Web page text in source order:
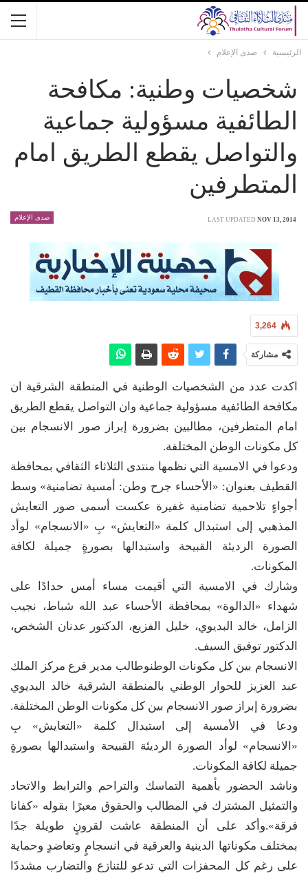
الرئيسية صدى الإعلام
شخصيات وطنية: مكافحة
الطائفية مسؤولية جماعية
والتواصل يقطع الطريق امام
المتطرفين
صدى الإعلام LAST UPDATED NOV 13, 2014
3,264
مشاركة
اكدت عدد من الشخصيات الوطنية في المنطقة الشرقية ان
مكافحة الطائفية مسؤولية جماعية وان التواصل يقطع الطريق
امام المتطرفين، مطالبين بضرورة إبراز صور الانسجام بين
كل مكونات الوطن المختلفة.
ودعوا في الامسية التي نظمها منتدى الثلاثاء الثقافي بمحافظة
القطيف بعنوان: «الأحساء جرح وطن: أمسية تضامنية» وسط
أجواءٍ تلاحمية تضامنية غفيرة عكست أسمى صور التعايش
المذهبي إلى استبدال كلمة «التعايش» بِ «الانسجام» لوأد
الصورة الرديئة القبيحة واستبدالها بصورةٍ جميلة لكافة
المكونات.
وشارك في الامسية التي أقيمت مساء أمس حدادًا على
شهداء «الدالوة» بمحافظة الأحساء عبد الله شباط، نجيب
الزامل، خالد البديوي، خليل الفزيع، الدكتور عدنان الشخص،
الدكتور توفيق السيف.
الانسجام بين كل مكونات الوطنوطالب مدير فرع مركز الملك
عبد العزيز للحوار الوطني بالمنطقة الشرقية خالد البديوي
بضرورة إبراز صور الانسجام بين كل مكونات الوطن المختلفة.
ودعا في الأمسية إلى استبدال كلمة «التعايش» بِ
«الانسجام» لوأد الصورة الرديئة القبيحة واستبدالها بصورةٍ
جميلة لكافة المكونات.
وناشد الحضور بأهمية التماسك والتراحم والترابط والاتحاد
والتمثيل المشترك في المطالب والحقوق معبرًا بقوله «كفانا
فرقة».وأكد على أن المنطقة عاشت لقرونٍ طويلة جدًا
بمختلف مكوناتها الدينية والعرقية في انسجامٍ وتعاضدٍ وحماية
على رغم كل المحفزات التي تدعو للتنازع والتضارب مشددًا